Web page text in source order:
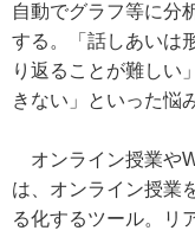
自動でグラフ等に分
する。「話しあいは
り返ることが難しい
きない」といった悩
オンライン授業や
は、オンライン授業
る化するツール。リ